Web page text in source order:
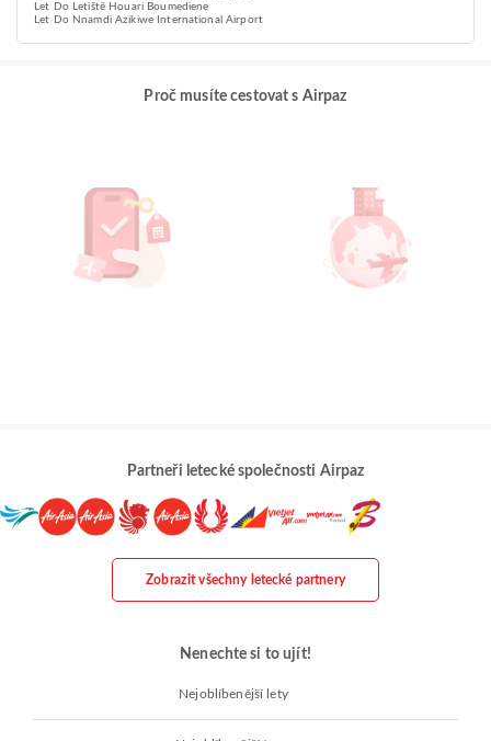
Let Do Letiště Houari Boumediene
Let Do Nnamdi Azikiwe International Airport
Proč musíte cestovat s Airpaz
Partneři letecké společnosti Airpaz
Zobrazit všechny letecké partnery
Nenechte si to ujít!
Nejoblíbenější lety